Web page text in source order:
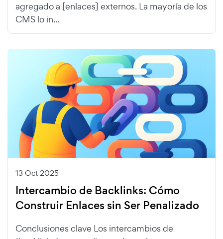
agregado a [enlaces] externos. La mayoría de los
CMS lo in...
13 Oct 2025
Intercambio de Backlinks: Cómo
Construir Enlaces sin Ser Penalizado
Conclusiones clave Los intercambios de